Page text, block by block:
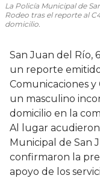
La Policía Municipal de
Rodeo tras el reporte al
domicilio.
San Juan del Río,
un reporte
Comunicaciones y
un masculino
domicilio en la
Al lugar
Municipal de San
confirmaron la
apoyo de los